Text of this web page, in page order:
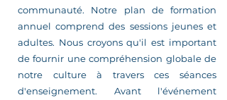
communauté. Notre plan de formation
annuel comprend des sessions jeunes et
adultes. Nous croyons qu'il est important
de fournir une compréhension globale de
notre culture à travers ces séances
d'enseignement. Avant l'événement